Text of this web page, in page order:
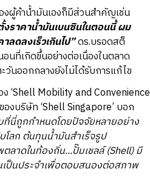
ผู้ค้าน้ำมันเองก็มีส่วนสำคัญเช่น
ราคาน้ำมันเบนซินในตอนนี้ ผม
ลดลงเร็วเกินไป”ดร.บรอดสต็
นที่เกิดขึ้นอย่างต่อเนื่องในตลาด
วันออกกลางยังไม่ได้รับการแก้ไข
‘Shell Mobility and Convenience
งบริษัท ‘Shell Singapore’ บอก
ที่นี่ถูกกำหนดโดยปัจจัยหลายอย่าง
ลก ต้นทุนน้ำมันสำเร็จรูป
ลาดในท้องถิ่น...ปั๊มเชลล์ (Shell) มี
ป็นประจำเพื่อตอบสนองต่อสภาพ